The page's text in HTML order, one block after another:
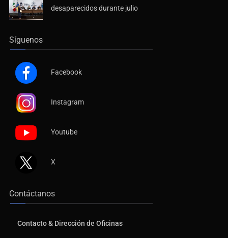
desaparecidos durante julio
Síguenos
Facebook
Instagram
Youtube
X
Contáctanos
Contacto & Dirección de Oficinas